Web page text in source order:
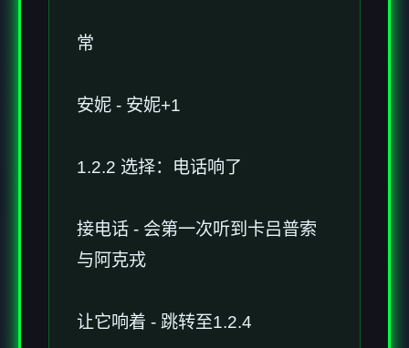
常
安妮 - 安妮+1
1.2.2 选择：电话响了
接电话 - 会第一次听到卡吕普索
与阿克戎
让它响着 - 跳转至1.2.4